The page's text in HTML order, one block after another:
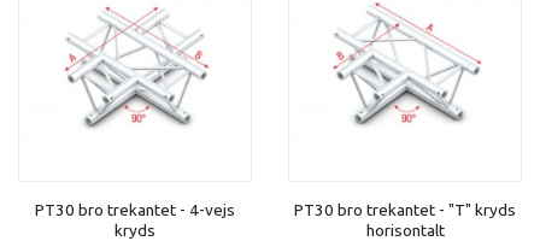
PT30 bro trekantet - 4-vejs
kryds
PT30 bro trekantet - "T" kryds
horisontalt